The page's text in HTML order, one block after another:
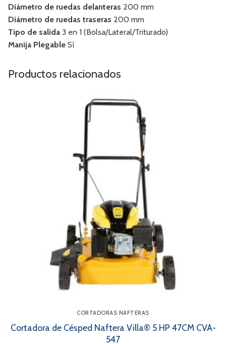
Diámetro de ruedas delanteras 200 mm
Diámetro de ruedas traseras 200 mm
Tipo de salida 3 en 1 (Bolsa/Lateral/Triturado)
Manija Plegable Sí
Productos relacionados
CORTADORAS NAFTERAS
Cortadora de Césped Naftera Villa® 5 HP 47CM CVA-
547